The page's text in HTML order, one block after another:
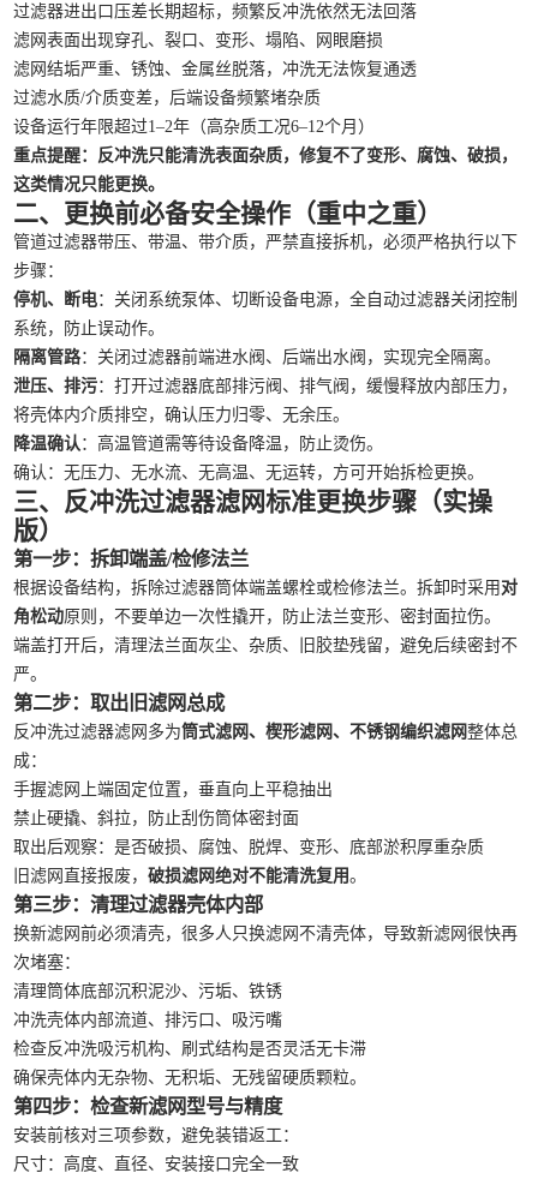
过滤器进出口压差长期超标，频繁反冲洗依然无法回落
滤网表面出现穿孔、裂口、变形、塌陷、网眼磨损
滤网结垢严重、锈蚀、金属丝脱落，冲洗无法恢复通透
过滤水质/介质变差，后端设备频繁堵杂质
设备运行年限超过1–2年（高杂质工况6–12个月）
重点提醒：反冲洗只能清洗表面杂质，修复不了变形、腐蚀、破损，
这类情况只能更换。
二、更换前必备安全操作（重中之重）
管道过滤器带压、带温、带介质，严禁直接拆机，必须严格执行以下
步骤：
停机、断电：关闭系统泵体、切断设备电源，全自动过滤器关闭控制
系统，防止误动作。
隔离管路：关闭过滤器前端进水阀、后端出水阀，实现完全隔离。
泄压、排污：打开过滤器底部排污阀、排气阀，缓慢释放内部压力，
将壳体内介质排空，确认压力归零、无余压。
降温确认 ：高温管道需等待设备降温，防止烫伤。
确认：无压力、无水流、无高温、无运转，方可开始拆检更换。
三、反冲洗过滤器滤网标准更换步骤（实操
版）
第一步：拆卸端盖/检修法兰
根据设备结构，拆除过滤器筒体端盖螺栓或检修法兰。拆卸时采用 对
角松动原则，不要单边一次性撬开，防止法兰变形、密封面拉伤。
端盖打开后，清理法兰面灰尘、杂质、旧胶垫残留，避免后续密封不
严。
第二步：取出旧滤网总成
反冲洗过滤器滤网多为筒式滤网、楔形滤网、不锈钢编织滤网整体总
成：
手握滤网上端固定位置，垂直向上平稳抽出
禁止硬撬、斜拉，防止刮伤筒体密封面
取出后观察：是否破损、腐蚀、脱焊、变形、底部淤积厚重杂质
旧滤网直接报废，破损滤网绝对不能清洗复用。
第三步：清理过滤器壳体内部
换新滤网前必须清壳，很多人只换滤网不清壳体，导致新滤网很快再
次堵塞：
清理筒体底部沉积泥沙、污垢、铁锈
冲洗壳体内部流道、排污口、吸污嘴
检查反冲洗吸污机构、刷式结构是否灵活无卡滞
确保壳体内无杂物、无积垢、无残留硬质颗粒。
第四步：检查新滤网型号与精度
安装前核对三项参数，避免装错返工：
尺寸：高度、直径、安装接口完全一致